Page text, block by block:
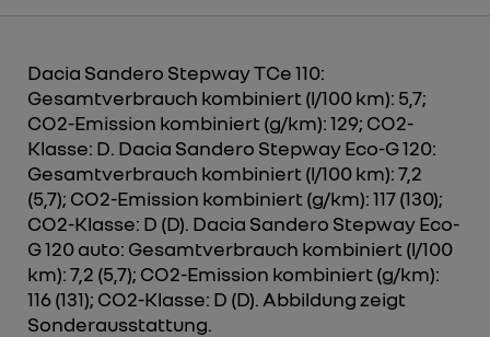
Dacia Sandero Stepway TCe 110:
Gesamtverbrauch kombiniert (l/100 km): 5,7;
CO2-Emission kombiniert (g/km): 129; CO2-
Klasse: D. Dacia Sandero Stepway Eco-G 120:
Gesamtverbrauch kombiniert (l/100 km): 7,2
(5,7); CO2-Emission kombiniert (g/km): 117 (130);
CO2-Klasse: D (D). Dacia Sandero Stepway Eco-
G 120 auto: Gesamtverbrauch kombiniert (l/100
km): 7,2 (5,7); CO2-Emission kombiniert (g/km):
116 (131); CO2-Klasse: D (D). Abbildung zeigt
Sonderausstattung.